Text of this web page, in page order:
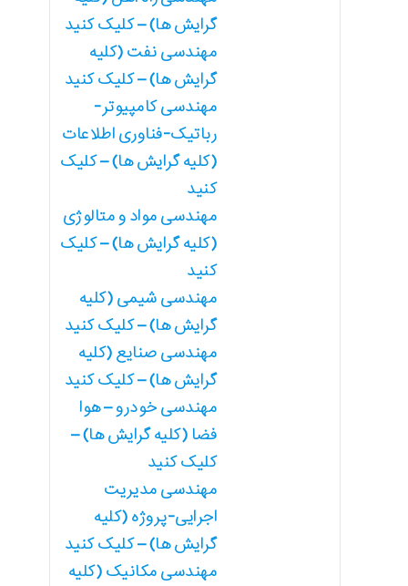
گرایش ها) – کلیک کنید
مهندسی نفت (کلیه
گرایش ها) – کلیک کنید
مهندسی کامپیوتر-
رباتیک-فناوری اطلاعات
(کلیه گرایش ها) – کلیک
کنید
مهندسی مواد و متالوژی
(کلیه گرایش ها) – کلیک
کنید
مهندسی شیمی (کلیه
گرایش ها) – کلیک کنید
مهندسی صنایع (کلیه
گرایش ها) – کلیک کنید
مهندسی خودرو – هوا
فضا (کلیه گرایش ها) –
کلیک کنید
مهندسی مدیریت
اجرایی-پروژه (کلیه
گرایش ها) – کلیک کنید
مهندسی مکانیک (کلیه